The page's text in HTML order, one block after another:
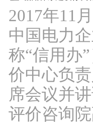
2017年11
中国电力
称“信用办
价中心负
席会议并
评价咨询